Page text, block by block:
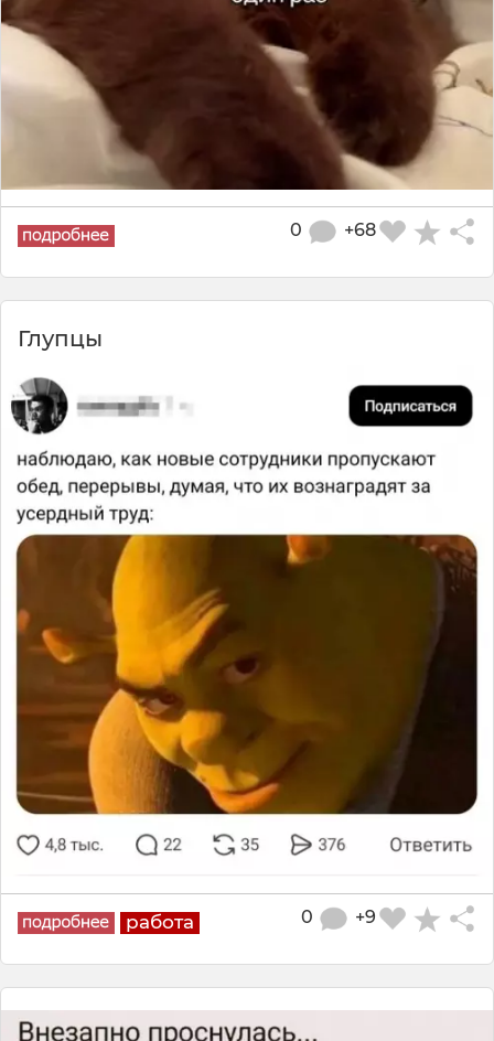
+68
0
Глупцы
работа +9
0